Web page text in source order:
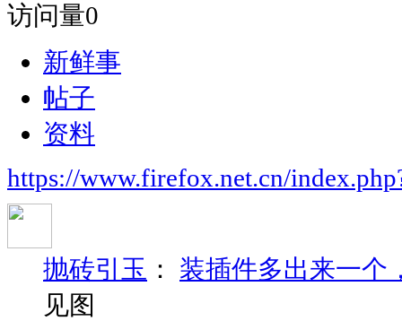
访问量0
新鲜事
帖子
资料
https://www.firefox.net.cn/
抛砖引玉 ： 装插件多出来一个
见图